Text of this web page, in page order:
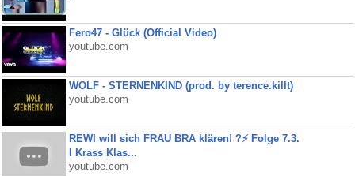
Fero47 - Glück (Official Video)
youtube.com
WOLF - STERNENKIND (prod. by terence.killt)
youtube.com
REWI will sich FRAU BRA klären! ?⚡️ Folge 7.3.
I Krass Klas...
youtube.com